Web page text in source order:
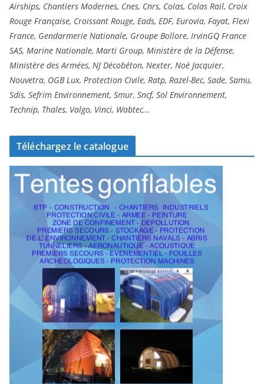
Airships, Chantiers Modernes, Cnes, Cnrs, Colas, Colas Rail, Croix
Rouge Française, Croissant Rouge, Eads, EDF, Eurovia, Fayat, Flexi
France, Gendarmerie Nationale, Groupe Bollore, IrvinGQ France
SAS, Marine Nationale, Marti Group, Ministère de la Défense,
Ministère des Armées, NJ Décobéton, Nexter, Noé Jacquier,
Nouvetra, OGB Lux, Protection Civile, Ratp, Razel-Bec, Sade, Samu,
Sdis, Sefrim Environnement, Smur, Sncf, Sol Environnement,
Technip, Thales, Valgo, Vinci, Wabtec...
Téléchargez le catalogue